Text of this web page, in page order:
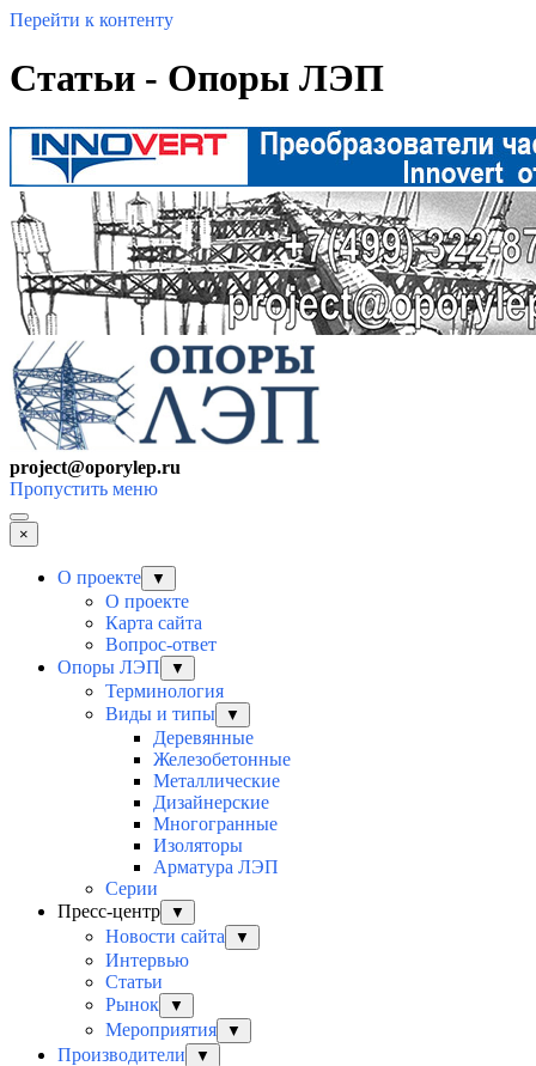
Перейти к контенту
Статьи - Опоры ЛЭП
project@oporylep.ru
Пропустить меню
×
О проекте ▼
О проекте
Карта сайта
Вопрос-ответ
Опоры ЛЭП
▼
Терминология
Виды и типы
▼
Деревянные
Железобетонные
Металлические
Дизайнерские
Многогранные
Изоляторы
Арматура ЛЭП
Серии
Пресс-центр
▼
Новости сайта ▼
Интервью
Статьи
Рынок
▼
Мероприятия ▼
Производители ▼